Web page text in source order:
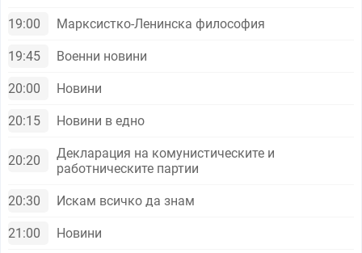
19:00 Марксистко-Ленинска философия
19:45 Военни новини
20:00 Новини
20:15 Новини в едно
20:20
Декларация на комунистическите и
работническите партии
20:30 Искам всичко да знам
21:00 Новини